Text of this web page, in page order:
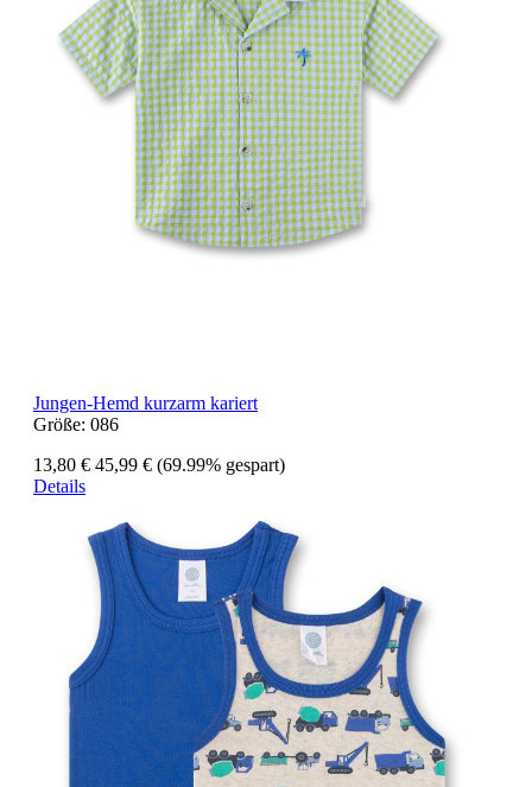
Jungen-Hemd kurzarm kariert
Größe: 086
13,80 € 45,99 € (69.99% gespart)
Details